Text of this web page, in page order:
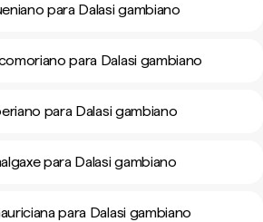
para Dalasi gambiano
para Dalasi gambiano
para Dalasi gambiano
para Dalasi gambiano
para Dalasi gambiano